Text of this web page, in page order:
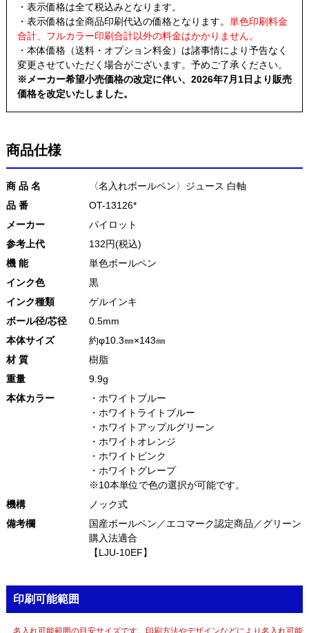
・表示価格は全て税込みとなります。
・表示価格は全商品印刷代込の価格となります。 単色印刷料金
合計、フルカラー印刷合計以外の料金はかかりません。
・本体価格（送料・オプション料金）は諸事情により予告なく
変更させていただく場合がございます。予めご了承ください。
※メーカー希望小売価格の改定に伴い、2026年7月1日より販売
価格を改定いたしました。
商品仕様
商 品 名
〈名入れボールペン〉ジュース 白軸
品 番
OT-13126*
メーカー
パイロット
参考上代
132円(税込)
機 能
単色ボールペン
インク色
黒
インク種類
ゲルインキ
ボール径/芯径
0.5mm
本体サイズ
約φ10.3㎜×143㎜
材 質
樹脂
重量
9.9g
本体カラー
・ホワイトブルー
・ホワイトライトブルー
・ホワイトアップルグリーン
・ホワイトオレンジ
・ホワイトピンク
・ホワイトグレープ
※10本単位で色の選択が可能です。
機構
ノック式
備考欄
国産ボールペン／エコマーク認定商品／グリーン
購入法適合
【LJU-10EF】
印刷可能範囲
名入れ可能範囲の目安サイズです。印刷方法やデザインなどにより名入れ可能